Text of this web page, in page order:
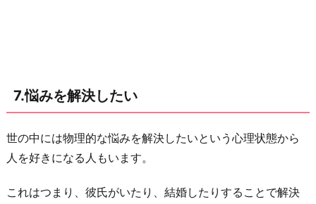
7.悩みを解決したい
世の中には物理的な悩みを解決したいという心理状態から
人を好きになる人もいます。
これはつまり、彼氏がいたり、結婚したりすることで解決